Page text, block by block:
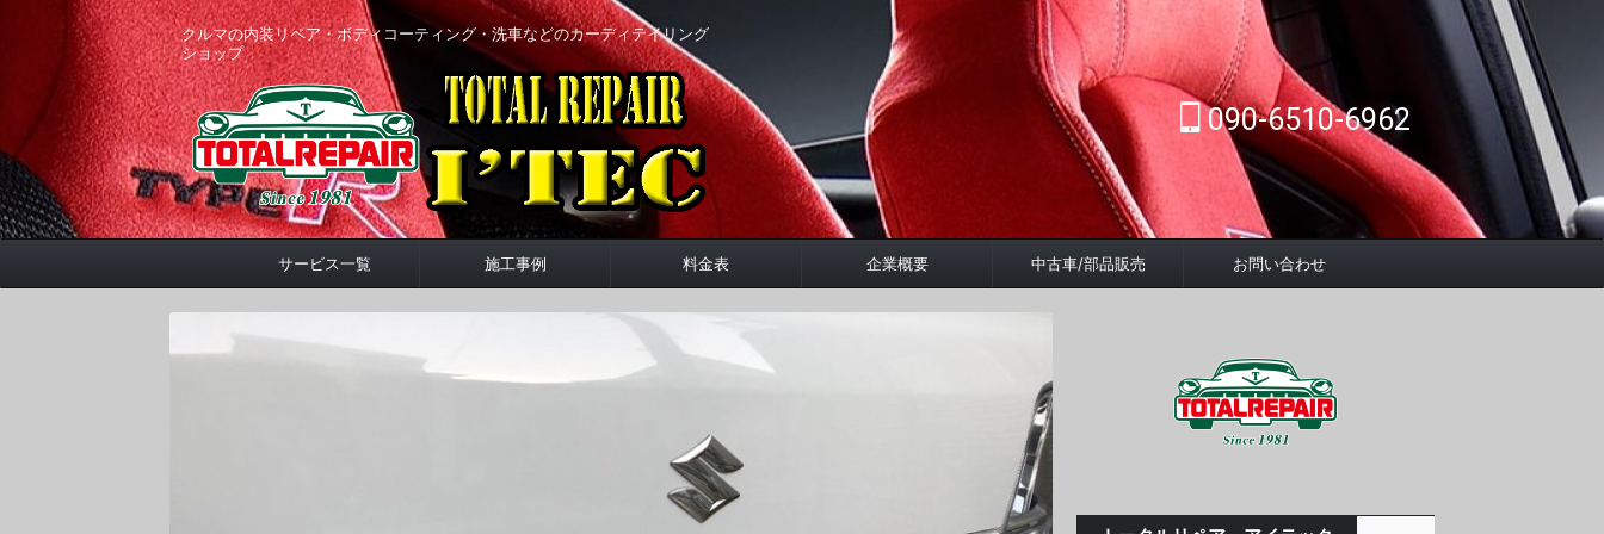
クルマの内装リペア・ボディコーティング・洗車などのカーディテイリング
ショップ
090-6510-6962
サービス一覧 施工事例 料金表 企業概要 中古車/部品販売 お問い合わせ